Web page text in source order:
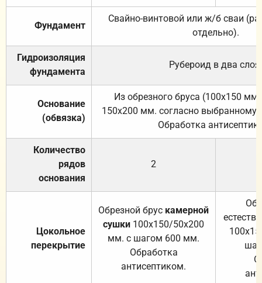
Фундамент
Свайно-винтовой или ж/б сваи
отдельно).
Гидроизоляция
фундамента
Рубероид в два слоя.
Основание
(обвязка)
Из обрезного бруса (100х150
150х200 мм. согласно выбранному
Обработка
Количество
рядов
основания
2
Цокольное
перекрытие
Обрезной брус камерной
сушки 100х150/50х200
мм. с шагом 600 мм.
Обработка
антисептиком.